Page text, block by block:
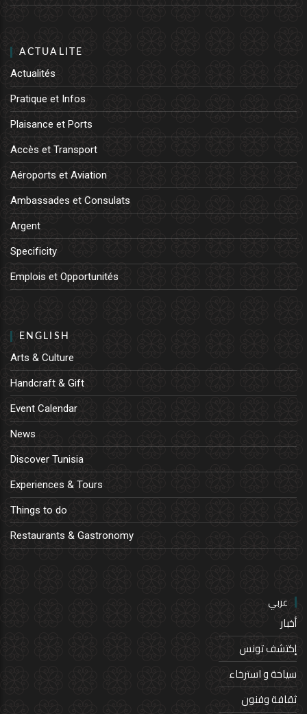
ACTUALITE
Actualités
Pratique et Infos
Plaisance et Ports
Accès et Transport
Aéroports et Aviation
Ambassades et Consulats
Argent
Specificity
Emplois et Opportunités
ENGLISH
Arts & Culture
Handcraft & Gift
Event Calendar
News
Discover Tunisia
Experiences & Tours
Things to do
Restaurants & Gastronomy
عربي
أخبار
إكتشف تونس
سياحة و استرخاء
ثقافة وفنون